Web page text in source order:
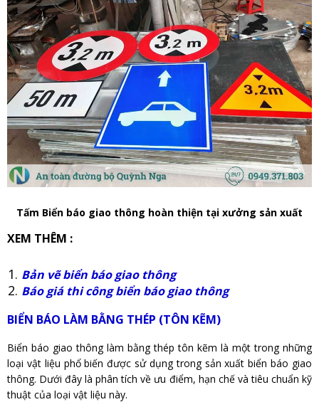
Tấm Biển báo giao thông hoàn thiện tại xưởng sản xuất
XEM THÊM :
Bản vẽ biển báo giao thông
Báo giá thi công biển báo giao thông
BIỂN BÁO LÀM BẰNG THÉP (TÔN KẼM)
Biển báo giao thông làm bằng thép tôn kẽm là một trong những
loại vật liệu phổ biến được sử dụng trong sản xuất biển báo giao
thông. Dưới đây là phân tích về ưu điểm, hạn chế và tiêu chuẩn kỹ
thuật của loại vật liệu này.